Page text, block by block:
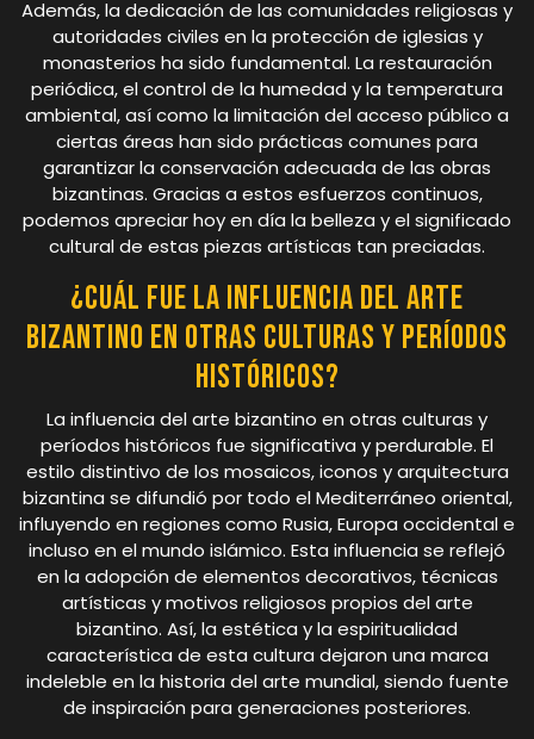
Además, la dedicación de las comunidades religiosas y
autoridades civiles en la protección de iglesias y
monasterios ha sido fundamental. La restauración
periódica, el control de la humedad y la temperatura
ambiental, así como la limitación del acceso público a
ciertas áreas han sido prácticas comunes para
garantizar la conservación adecuada de las obras
bizantinas. Gracias a estos esfuerzos continuos,
podemos apreciar hoy en día la belleza y el significado
cultural de estas piezas artísticas tan preciadas.
¿Cuál fue la influencia del arte
bizantino en otras culturas y períodos
históricos?
La influencia del arte bizantino en otras culturas y
períodos históricos fue significativa y perdurable. El
estilo distintivo de los mosaicos, iconos y arquitectura
bizantina se difundió por todo el Mediterráneo oriental,
influyendo en regiones como Rusia, Europa occidental e
incluso en el mundo islámico. Esta influencia se reflejó
en la adopción de elementos decorativos, técnicas
artísticas y motivos religiosos propios del arte
bizantino. Así, la estética y la espiritualidad
característica de esta cultura dejaron una marca
indeleble en la historia del arte mundial, siendo fuente
de inspiración para generaciones posteriores.